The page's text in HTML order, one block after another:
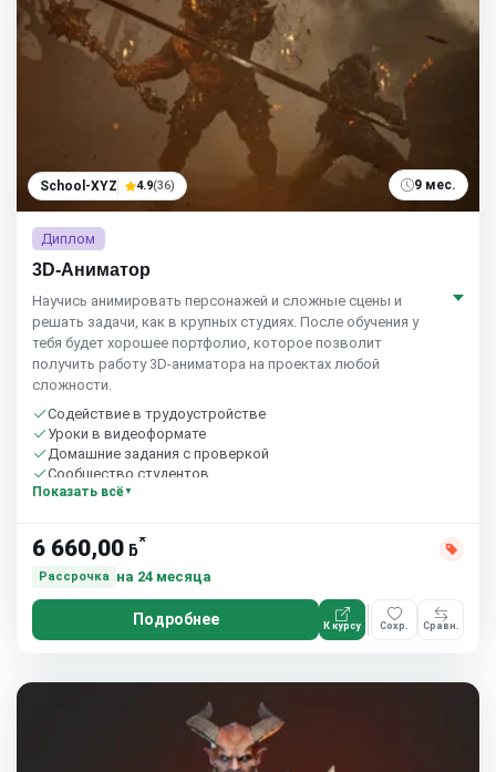
School-XYZ 4.9(36) 9 мес.
Диплом
3D-Аниматор
Научись анимировать персонажей и сложные сцены и
решать задачи, как в крупных студиях. После обучения у
тебя будет хорошее портфолио, которое позволит
получить работу 3D-аниматора на проектах любой
сложности.
Содействие в трудоустройстве
Уроки в видеоформате
Домашние задания с проверкой
Сообщество студентов
Показать всё
6 660,00 ƃ*
Рассрочка на 24 месяца
Подробнее К курсу Сохр. Сравн.